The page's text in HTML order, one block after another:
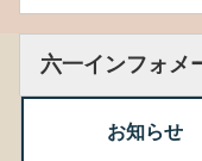
六一インフォメ
お知らせ